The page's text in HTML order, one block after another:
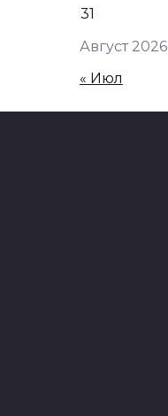
Август 2026
31
« Июл